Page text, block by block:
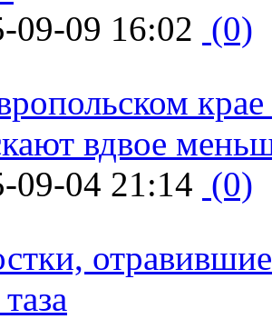
09-09 16:02 (0)
вдвое
09-04 21:14 (0)